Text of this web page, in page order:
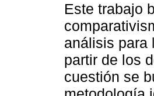
Este trabajo
análisis para
partir de los
cuestión se